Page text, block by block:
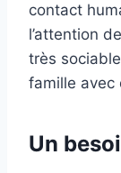
contact
l’attention
très
famille avec
Un